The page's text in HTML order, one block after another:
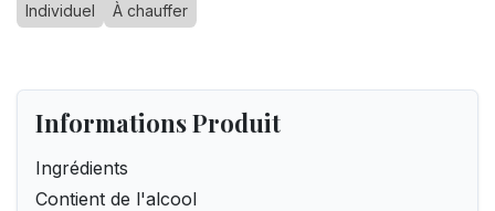
Individuel À chauffer
Informations Produit
Ingrédients
Contient de l'alcool